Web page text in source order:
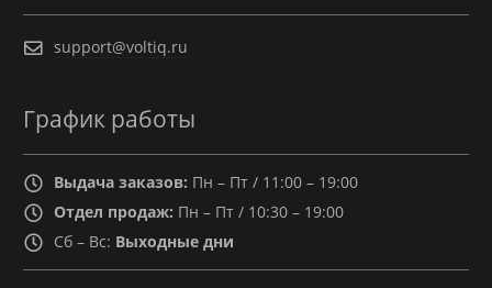
support@voltiq.ru
График работы
Выдача заказов: Пн – Пт / 11:00 – 19:00
Отдел продаж: Пн – Пт / 10:30 – 19:00
Сб – Вс: Выходные дни